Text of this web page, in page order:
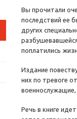
Вы прочитали
последствий ее
других
поплатились
Издание
них по тревоге
Речь в книге